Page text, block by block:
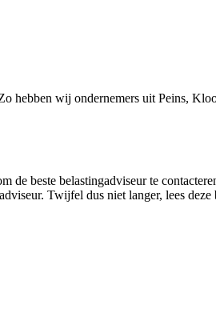
hebben wij ondernemers uit Peins,
beste belastingadviseur te
Twijfel dus niet langer, lees